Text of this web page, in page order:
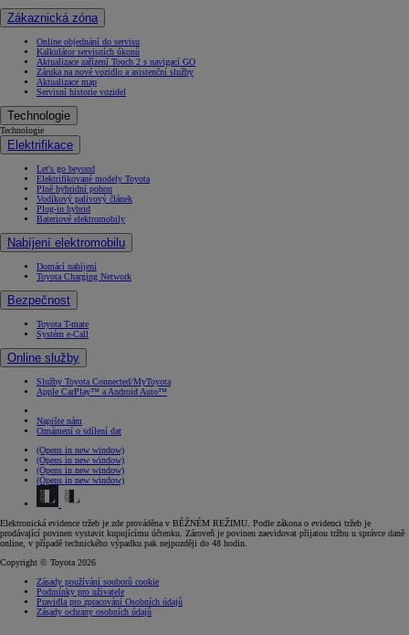
Zákaznická zóna
Online objednání do servisu
Kalkulátor servisních úkonů
Aktualizace zařízení Touch 2 s navigací GO
Záruka na nové vozidlo a asistenční služby
Aktualizace map
Servisní historie vozidel
Technologie
Technologie
Elektrifikace
Let's go beyond
Elektrifikované modely Toyota
Plně hybridní pohon
Vodíkový palivový článek
Plug-in hybrid
Bateriové elektromobily
Nabíjení elektromobilu
Domácí nabíjení
Toyota Charging Network
Bezpečnost
Toyota T-mate
Systém e-Call
Online služby
Služby Toyota Connected/MyToyota
Apple CarPlay™ a Android Auto™
Napište nám
Oznámení o sdílení dat
(Opens in new window)
(Opens in new window)
(Opens in new window)
(Opens in new window)
Elektronická evidence tržeb je zde prováděna v BĚŽNÉM REŽIMU. Podle zákona o evidenci tržeb je
prodávající povinen vystavit kupujícímu účtenku. Zároveň je povinen zaevidovat přijatou tržbu u správce daně
online, v případě technického výpadku pak nejpozději do 48 hodin.
Copyright © Toyota 2026
Zásady používání souborů cookie
Podmínky pro uživatele
Pravidla pro zpracování Osobních údajů
Zásady ochrany osobních údajů